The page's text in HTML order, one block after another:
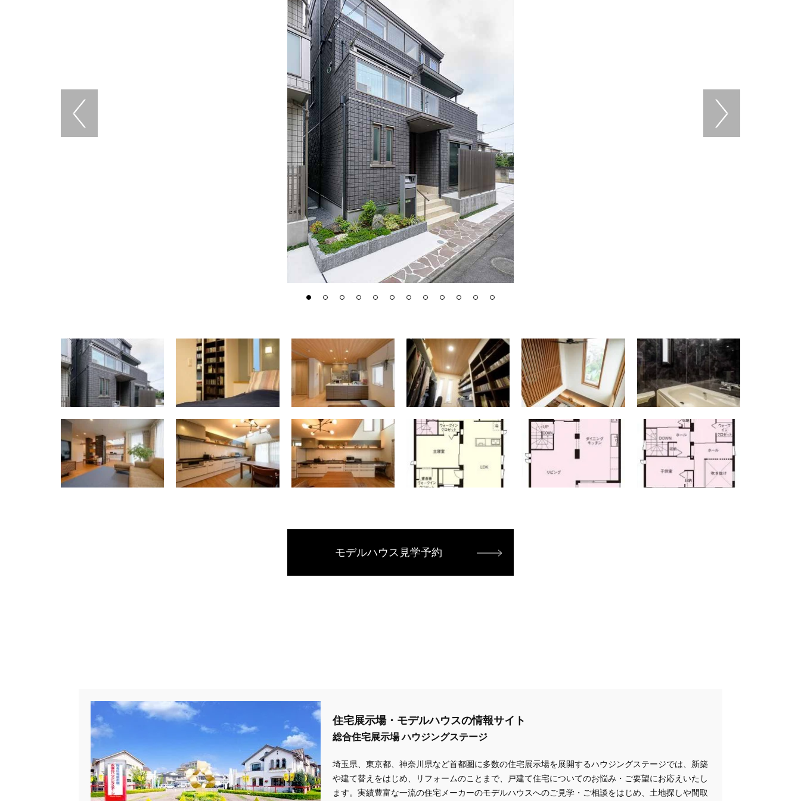
モデルハウス見学予約
住宅展示場・モデルハウスの情報サイト
総合住宅展示場 ハウジングステージ
埼玉県、東京都、神奈川県など首都圏に多数の住宅展示場を展開するハウジングステージでは、新築
や建て替えをはじめ、リフォームのことまで、戸建て住宅についてのお悩み・ご要望にお応えいたし
ます。実績豊富な一流の住宅メーカーのモデルハウスへのご見学・ご相談をはじめ、土地探しや間取